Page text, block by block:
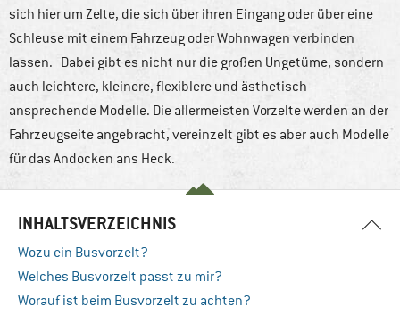
sich hier um Zelte, die sich über ihren Eingang oder über eine
Schleuse mit einem Fahrzeug oder Wohnwagen verbinden
lassen. Dabei gibt es nicht nur die großen Ungetüme, sondern
auch leichtere, kleinere, flexiblere und ästhetisch
ansprechende Modelle. Die allermeisten Vorzelte werden an der
Fahrzeugseite angebracht, vereinzelt gibt es aber auch Modelle
für das Andocken ans Heck.
INHALTSVERZEICHNIS
Wozu ein Busvorzelt?
Welches Busvorzelt passt zu mir?
Worauf ist beim Busvorzelt zu achten?